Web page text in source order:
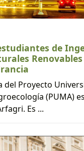
de
del Proyecto
(PUMA)
Es ...